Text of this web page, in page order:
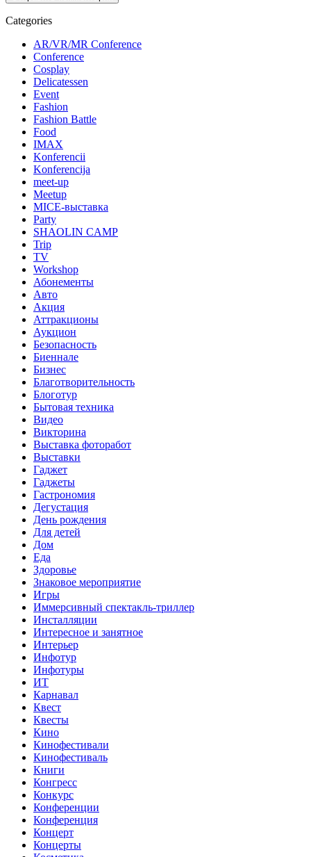
Categories
AR/VR/MR Conference
Conference
Cosplay
Delicatessen
Event
Fashion
Fashion Battle
Food
IMAX
Konferencii
Konferencija
meet-up
Meetup
MICE-выставка
Party
SHAOLIN CAMP
Trip
TV
Workshop
Абонементы
Авто
Акция
Аттракционы
Аукцион
Безопасность
Биеннале
Бизнес
Благотворительность
Блоготур
Бытовая техника
Видео
Викторина
Выставка фоторабот
Выставки
Гаджет
Гаджеты
Гастрономия
Дегустация
День рождения
Для детей
Дом
Еда
Здоровье
Знаковое мероприятие
Игры
Иммерсивный спектакль-триллер
Инсталляции
Интересное и занятное
Интерьер
Инфотур
Инфотуры
ИТ
Карнавал
Квест
Квесты
Кино
Кинофестивали
Кинофестиваль
Книги
Конгресс
Конкурс
Конференции
Конференция
Концерт
Концерты